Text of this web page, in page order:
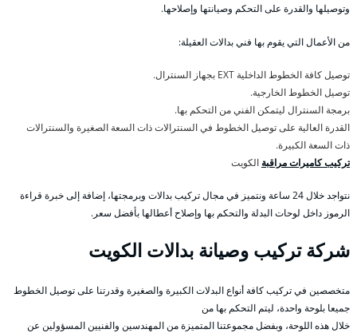
وتوصيلها والقدرة على التحكم وصيانتها وإصلاحها.
من الأعمال التي يقوم بها فني بدالات العقيلة:
توصيل كافة الخطوط الداخلية EXT بجهاز السنترال.
توصيل الخطوط الخارجية.
برمجة السنترال ليتمكن الفني من التحكم بها.
القدرة العالية على توصيل الخطوط في السنترالات ذات السعة الصغيرة والسنترالات
ذات السعة الكبيرة.
تركيب كاميرات مراقبة الكويت
نتواجد خلال 24 ساعة ونتميز في مجال تركيب بدالات وبرمجتها، إضافة إلى خبرة قراءة
الرموز داخل لوحات البدلة والتحكم بها وإصلاح أعطالها بأفضل سعر.
شركة تركيب وصيانة بدالات الكويت
متخصصين في تركيب كافة أنواع البدلات الكبيرة والصغيرة وقدرتنا على توصيل الخطوط
جميعا بلوحة واحدة، ليتم التحكم بها من
خلال هذه اللوحة، وبفضل مجموعتنا المتميزة من المهندسين والفنيين المسؤولين عن